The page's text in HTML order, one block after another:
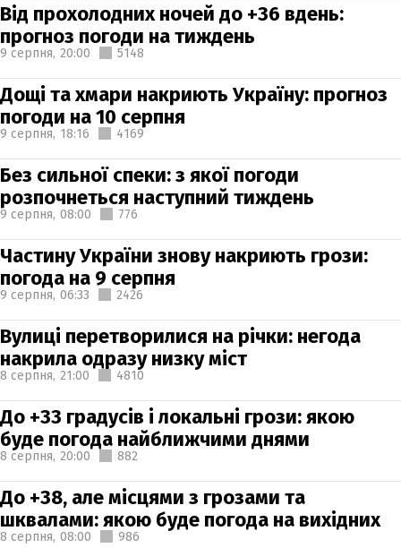
Від прохолодних ночей до +36 вдень:
прогноз погоди на тиждень
9 серпня, 20:00 5148
Дощі та хмари накриють Україну: прогноз
погоди на 10 серпня
9 серпня, 18:16 4169
Без сильної спеки: з якої погоди
розпочнеться наступний тиждень
9 серпня, 08:00 776
Частину України знову накриють грози:
погода на 9 серпня
9 серпня, 06:33 2426
Вулиці перетворилися на річки: негода
накрила одразу низку міст
8 серпня, 21:00 4810
До +33 градусів і локальні грози: якою
буде погода найближчими днями
8 серпня, 20:00 882
До +38, але місцями з грозами та
шквалами: якою буде погода на вихідних
8 серпня, 08:00 986